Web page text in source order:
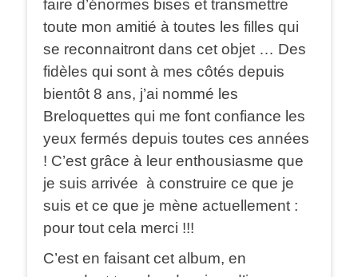
faire d’énormes bises et transmettre
toute mon amitié à toutes les filles qui
se reconnaitront dans cet objet … Des
fidèles qui sont à mes côtés depuis
bientôt 8 ans, j’ai nommé les
Breloquettes qui me font confiance les
yeux fermés depuis toutes ces années
! C’est grâce à leur enthousiasme que
je suis arrivée à construire ce que je
suis et ce que je mène actuellement :
pour tout cela merci !!!
C’est en faisant cet album, en